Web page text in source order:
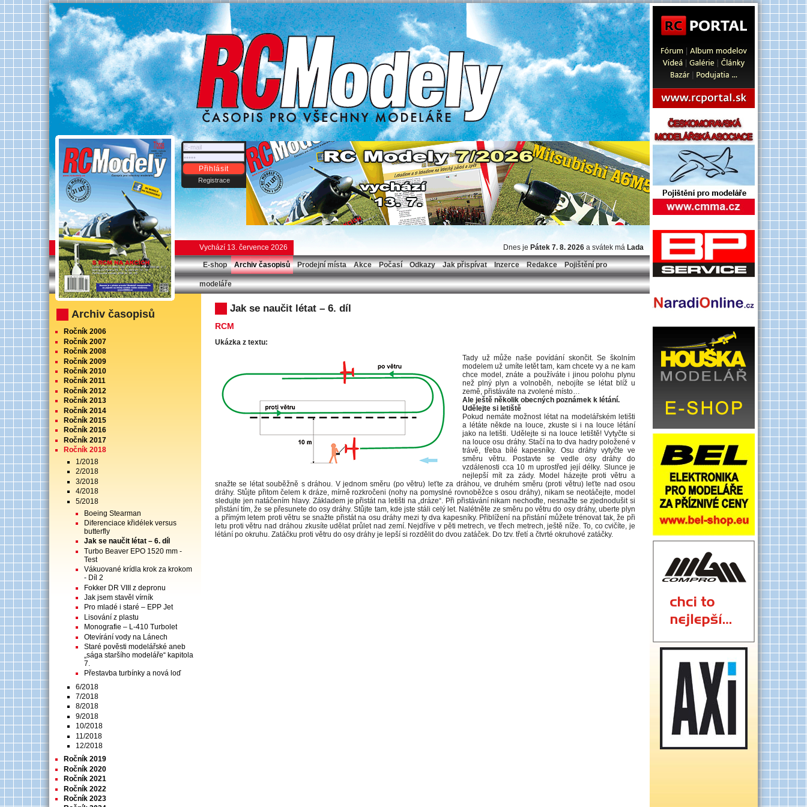
Přihlásit
Registrace
Vychází 13. července 2026 Dnes je Pátek 7. 8. 2026 a svátek má Lada
Archiv časopisů
Ročník 2006
Ročník 2007
Ročník 2008
Ročník 2009
Ročník 2010
Ročník 2011
Ročník 2012
Ročník 2013
Ročník 2014
Ročník 2015
Ročník 2016
Ročník 2017
Ročník 2018
1/2018
2/2018
3/2018
4/2018
5/2018
Boeing Stearman
Diferenciace křidélek versus
butterfly
Jak se naučit létat – 6. díl
Turbo Beaver EPO 1520 mm -
Test
Vákuované krídla krok za krokom
- Díl 2
Fokker DR VIII z depronu
Jak jsem stavěl vírník
Pro mladé i staré – EPP Jet
Lisování z plastu
Monografie – L-410 Turbolet
Otevírání vody na Lánech
Staré pověsti modelářské aneb
„sága staršího modeláře“ kapitola
7.
Přestavba turbínky a nová loď
6/2018
7/2018
8/2018
9/2018
10/2018
11/2018
12/2018
Ročník 2019
Ročník 2020
Ročník 2021
Ročník 2022
Ročník 2023
RC Modely 5/2018 článek 3
Jak se naučit létat – 6. díl
RCM
Ukázka z textu:
Tady už může naše povídání skončit. Se školním
modelem už umíte letět tam, kam chcete vy a ne kam
chce model, znáte a používáte i jinou polohu plynu
než plný plyn a volnoběh, nebojíte se létat blíž u
země, přistáváte na zvolené místo…
Ale ještě několik obecných poznámek k létání.
Udělejte si letiště
Pokud nemáte možnost létat na modelářském letišti
a létáte někde na louce, zkuste si i na louce létání
jako na letišti. Udělejte si na louce letiště! Vytyčte si
na louce osu dráhy. Stačí na to dva hadry položené v
trávě, třeba bílé kapesníky. Osu dráhy vytyčte ve
směru větru. Postavte se vedle osy dráhy do
vzdálenosti cca 10 m uprostřed její délky. Slunce je
nejlepší mít za zády. Model házejte proti větru a
snažte se létat souběžně s dráhou. V jednom směru (po větru) leťte za dráhou, ve druhém směru (proti větru) leťte nad osou
dráhy. Stůjte přitom čelem k dráze, mírně rozkročeni (nohy na pomyslné rovnoběžce s osou dráhy), nikam se neotáčejte, model
sledujte jen natáčením hlavy. Základem je přistát na letišti na „dráze“. Při přistávání nikam nechoďte, nesnažte se zjednodušit si
přistání tím, že se přesunete do osy dráhy. Stůjte tam, kde jste stáli celý let. Nalétněte ze směru po větru do osy dráhy, uberte plyn
a přímým letem proti větru se snažte přistát na osu dráhy mezi ty dva kapesníky. Přiblížení na přistání můžete trénovat tak, že při
letu proti větru nad dráhou zkusíte udělat průlet nad zemí. Nejdříve v pěti metrech, ve třech metrech, ještě níže. To, co cvičíte, je
létání po okruhu. Zatáčku proti větru do osy dráhy je lepší si rozdělit do dvou zatáček. Do tzv. třetí a čtvrté okruhové zatáčky.
E-shop Archiv časopisů Prodejní místa Akce Počasí Odkazy Jak přispívat Inzerce Redakce Pojištění pro
modeláře